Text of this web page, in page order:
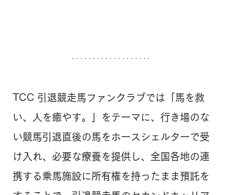
TCC 引退競走馬ファンクラブでは「馬を救
い、人を癒やす。」をテーマに、行き場のな
い競馬引退直後の馬をホースシェルターで受
け入れ、必要な療養を提供し、全国各地の連
携する乗馬施設に所有権を持ったまま預託を